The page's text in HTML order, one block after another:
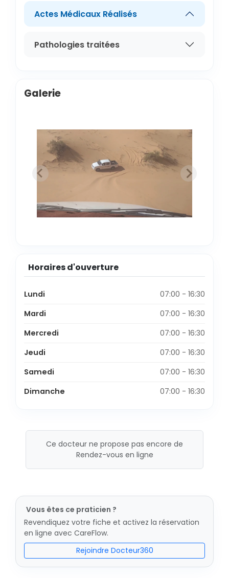
Actes Médicaux Réalisés
Pathologies traitées
Galerie
Horaires d'ouverture
Lundi
07:00 - 16:30
Mardi
07:00 - 16:30
Mercredi
07:00 - 16:30
Jeudi
07:00 - 16:30
Samedi
07:00 - 16:30
Dimanche
07:00 - 16:30
Ce docteur ne propose pas encore de
Rendez-vous en ligne
Vous êtes ce praticien ?
Revendiquez votre fiche et activez la réservation
en ligne avec CareFlow.
Rejoindre Docteur360